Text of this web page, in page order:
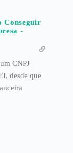
Conseguir
-
CNPJ
desde que